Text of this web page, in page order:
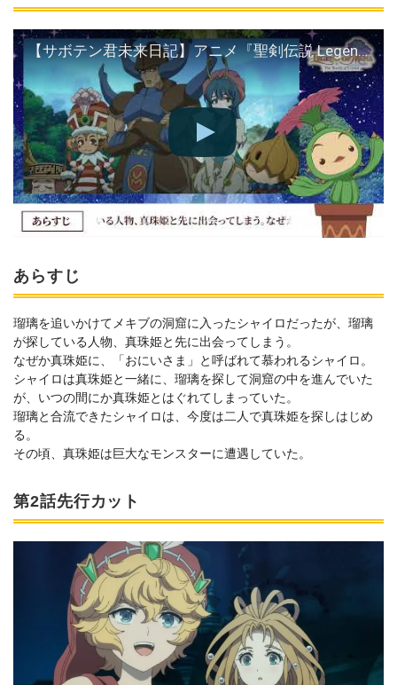
【サボテン君未来日記】アニメ『聖剣伝説 Legend of Mana -The Teardrop Crystal-』第2話WEB予告
あらすじ
瑠璃を追いかけてメキブの洞窟に入ったシャイロだったが、瑠璃
が探している人物、真珠姫と先に出会ってしまう。
なぜか真珠姫に、「おにいさま」と呼ばれて慕われるシャイロ。
シャイロは真珠姫と一緒に、瑠璃を探して洞窟の中を進んでいた
が、いつの間にか真珠姫とはぐれてしまっていた。
瑠璃と合流できたシャイロは、今度は二人で真珠姫を探しはじめ
る。
その頃、真珠姫は巨大なモンスターに遭遇していた。
第2話先行カット